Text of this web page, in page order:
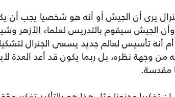
يرى أن الجيش أو أنه هو شخصيا يجب أن
الجيش سيقوم بالتدريس لعلماء الأزهر
أنه تأسيس لعالم جديد يسعى الجنرال
من وجهة نظره، بل ربما يكون قد أعد العدة
مقدسة.